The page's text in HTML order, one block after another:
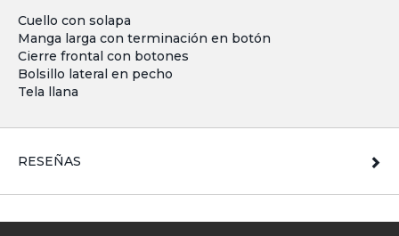
Cuello con solapa
Manga larga con terminación en botón
Cierre frontal con botones
Bolsillo lateral en pecho
Tela llana
RESEÑAS